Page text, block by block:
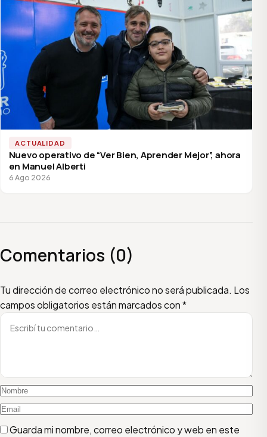
ACTUALIDAD
Nuevo operativo de “Ver Bien, Aprender Mejor”, ahora
en Manuel Alberti
6 Ago 2026
Comentarios (0)
Tu dirección de correo electrónico no será publicada. Los
campos obligatorios están marcados con*
Escribí tu comentario
Nombre
Email
Guarda mi nombre, correo electrónico y web en este